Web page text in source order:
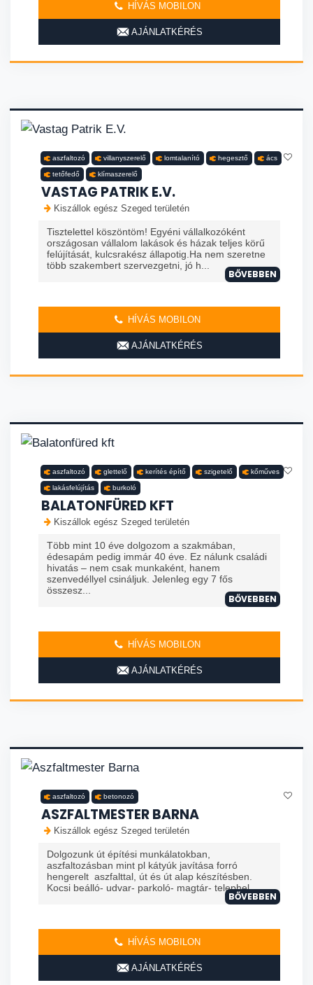
HÍVÁS MOBILON
AJÁNLATKÉRÉS
aszfaltozó villanyszerelő lomtalanító hegesztő ács
tetőfedő klímaszerelő
VASTAG PATRIK E.V.
Kiszállok egész Szeged területén
Tisztelettel köszöntöm! Egyéni vállalkozóként
országosan vállalom lakások és házak teljes körű
felújítását, kulcsrakész állapotig.Ha nem szeretne
több szakembert szervezgetni, jó h...
BŐVEBBEN
HÍVÁS MOBILON
AJÁNLATKÉRÉS
aszfaltozó glettelő kerítés építő szigetelő kőműves
lakásfelújítás burkoló
BALATONFÜRED KFT
Kiszállok egész Szeged területén
Több mint 10 éve dolgozom a szakmában,
édesapám pedig immár 40 éve. Ez nálunk családi
hivatás – nem csak munkaként, hanem
szenvedéllyel csináljuk. Jelenleg egy 7 fős
összesz...
BŐVEBBEN
HÍVÁS MOBILON
AJÁNLATKÉRÉS
aszfaltozó betonozó
ASZFALTMESTER BARNA
Kiszállok egész Szeged területén
Dolgozunk út építési munkálatokban,
aszfaltozásban mint pl kátyúk javítása forró
hengerelt aszfalttal, út és út alap készítésben.
Kocsi beálló- udvar- parkoló- magtár- telephel...
BŐVEBBEN
HÍVÁS MOBILON
AJÁNLATKÉRÉS